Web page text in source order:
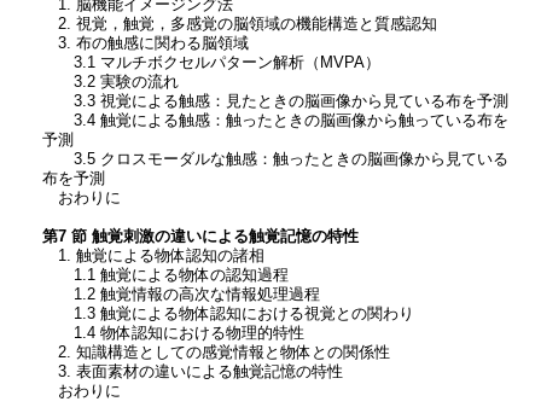
1. 脳機能イメージング法
2. 視覚，触覚，多感覚の脳領域の機能構造と質感認知
3. 布の触感に関わる脳領域
3.1 マルチボクセルパターン解析（MVPA）
3.2 実験の流れ
3.3 視覚による触感：見たときの脳画像から見ている布を予測
3.4 触覚による触感：触ったときの脳画像から触っている布を
予測
3.5 クロスモーダルな触感：触ったときの脳画像から見ている
布を予測
おわりに
第7 節 触覚刺激の違いによる触覚記憶の特性
1. 触覚による物体認知の諸相
1.1 触覚による物体の認知過程
1.2 触覚情報の高次な情報処理過程
1.3 触覚による物体認知における視覚との関わり
1.4 物体認知における物理的特性
2. 知識構造としての感覚情報と物体との関係性
3. 表面素材の違いによる触覚記憶の特性
おわりに